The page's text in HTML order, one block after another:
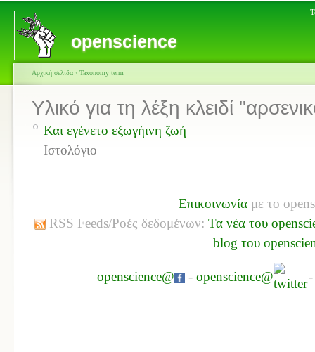
openscience
Αρχική σελίδα › Taxonomy term
Υλικό για τη λέξη κλειδί
Και εγένετο εξωγήινη ζωή
Ιστολόγιο
Επικοινωνία με το
RSS Feeds/Ροές δεδομένων: Τα νέα του
blog του
openscience@ - openscience@